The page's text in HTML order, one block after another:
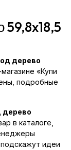
дерево
«Купи
подробные
дерево
в каталоге,
идеи